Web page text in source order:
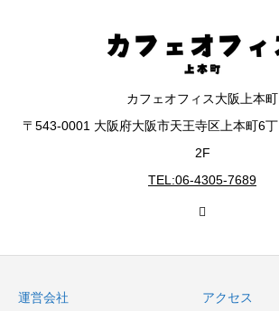
カフェオフィス大阪上本町
〒543-0001 大阪府大阪市天王寺区上本町6
2F
TEL:06-4305-7689
運営会社 アクセス